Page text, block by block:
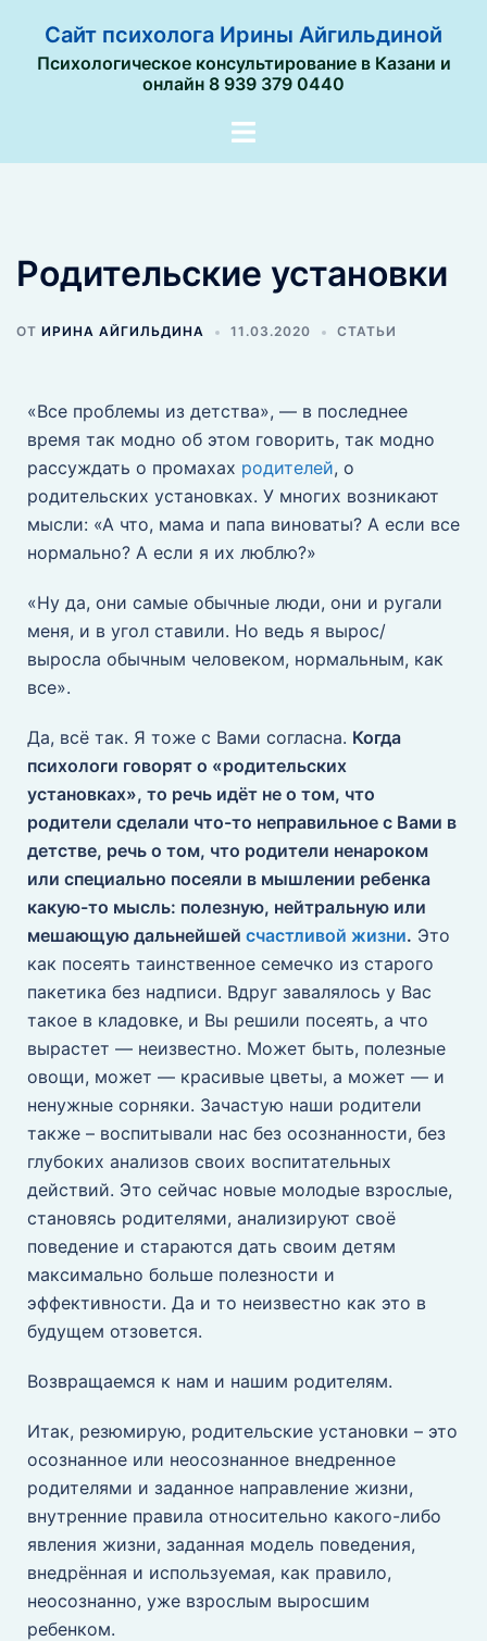
Сайт психолога Ирины Айгильдиной
Психологическое консультирование в Казани и
онлайн 8 939 379 0440
Родительские установки
ОТ ИРИНА АЙГИЛЬДИНА 11.03.2020 СТАТЬИ
«Все проблемы из детства», — в последнее
время так модно об этом говорить, так модно
рассуждать о промахах родителей, о
родительских установках. У многих возникают
мысли: «А что, мама и папа виноваты? А если все
нормально? А если я их люблю?»
«Ну да, они самые обычные люди, они и ругали
меня, и в угол ставили. Но ведь я вырос/
выросла обычным человеком, нормальным, как
все».
Да, всё так. Я тоже с Вами согласна. Когда
психологи говорят о «родительских
установках», то речь идёт не о том, что
родители сделали что-то неправильное с Вами в
детстве, речь о том, что родители ненароком
или специально посеяли в мышлении ребенка
какую-то мысль: полезную, нейтральную или
мешающую дальнейшей счастливой жизни. Это
как посеять таинственное семечко из старого
пакетика без надписи. Вдруг завалялось у Вас
такое в кладовке, и Вы решили посеять, а что
вырастет — неизвестно. Может быть, полезные
овощи, может — красивые цветы, а может — и
ненужные сорняки. Зачастую наши родители
также – воспитывали нас без осознанности, без
глубоких анализов своих воспитательных
действий. Это сейчас новые молодые взрослые,
становясь родителями, анализируют своё
поведение и стараются дать своим детям
максимально больше полезности и
эффективности. Да и то неизвестно как это в
будущем отзовется.
Возвращаемся к нам и нашим родителям.
Итак, резюмирую, родительские установки – это
осознанное или неосознанное внедренное
родителями и заданное направление жизни,
внутренние правила относительно какого-либо
явления жизни, заданная модель поведения,
внедрённая и используемая, как правило,
неосознанно, уже взрослым выросшим
ребенком.